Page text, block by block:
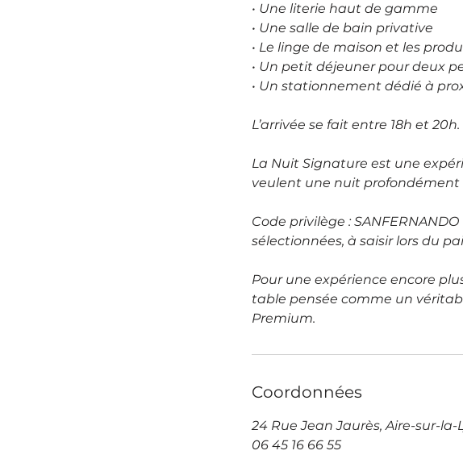
• Une literie haut de gamme
• Une salle de bain privative
• Le linge de maison et les
• Un petit déjeuner pour deux
• Un stationnement dédié à
L’arrivée se fait entre 18h et
La Nuit Signature est une
veulent une nuit profondément
Code privilège :
sélectionnées, à saisir lors du
Pour une expérience encore
table pensée comme un
Premium.
Coordonnées
24 Rue Jean Jaurès, Aire-sur-la-
06 45 16 66 55